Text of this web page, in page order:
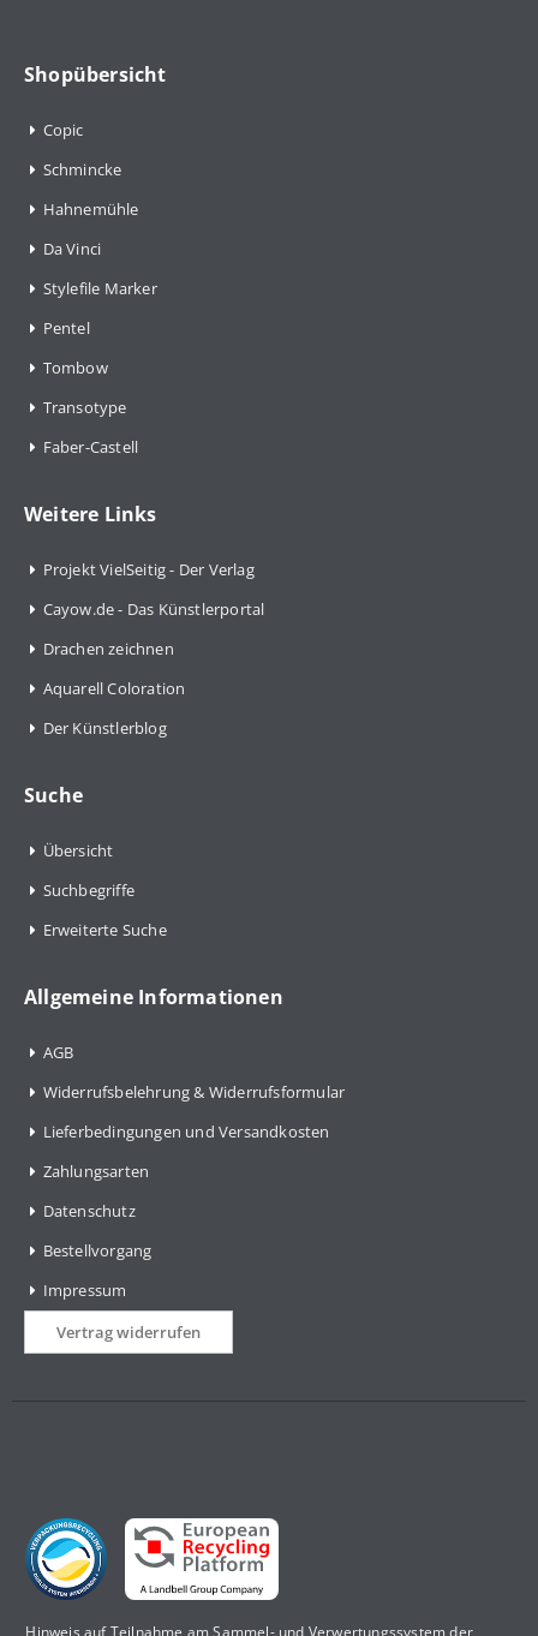
Shopübersicht
Copic
Schmincke
Hahnemühle
Da Vinci
Stylefile Marker
Pentel
Tombow
Transotype
Faber-Castell
Weitere Links
Projekt VielSeitig - Der Verlag
Cayow.de - Das Künstlerportal
Drachen zeichnen
Aquarell Coloration
Der Künstlerblog
Suche
Übersicht
Suchbegriffe
Erweiterte Suche
Allgemeine Informationen
AGB
Widerrufsbelehrung & Widerrufsformular
Lieferbedingungen und Versandkosten
Zahlungsarten
Datenschutz
Bestellvorgang
Impressum
Vertrag widerrufen
Hinweis auf Teilnahme am Sammel- und Verwertungssystem der